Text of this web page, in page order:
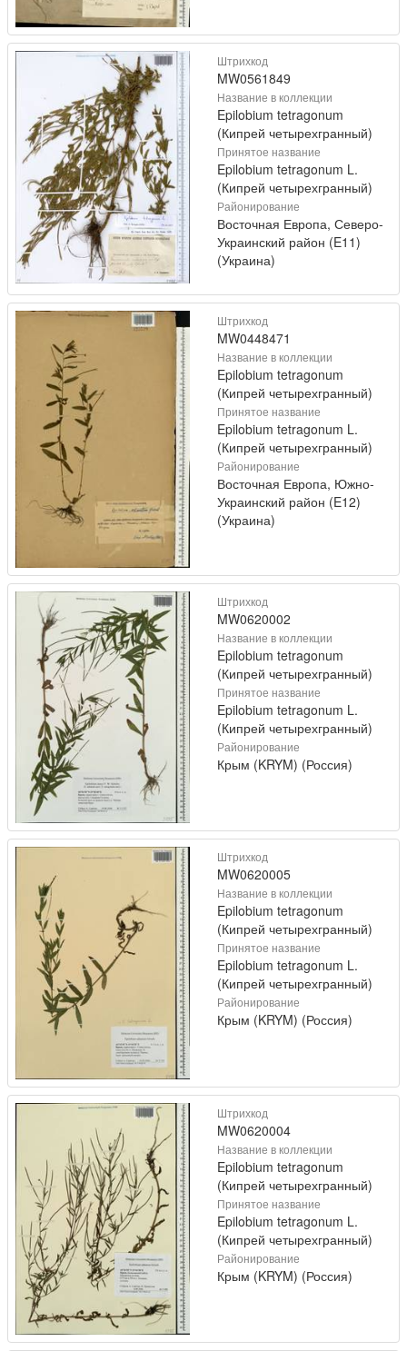
Штрихкод
MW0561849
Название в коллекции
Epilobium tetragonum
(Кипрей четырехгранный)
Принятое название
Epilobium tetragonum L.
(Кипрей четырехгранный)
Районирование
Восточная Европа, Северо-
Украинский район (E11)
(Украина)
Штрихкод
MW0448471
Название в коллекции
Epilobium tetragonum
(Кипрей четырехгранный)
Принятое название
Epilobium tetragonum L.
(Кипрей четырехгранный)
Районирование
Восточная Европа, Южно-
Украинский район (E12)
(Украина)
Штрихкод
MW0620002
Название в коллекции
Epilobium tetragonum
(Кипрей четырехгранный)
Принятое название
Epilobium tetragonum L.
(Кипрей четырехгранный)
Районирование
Крым (KRYM) (Россия)
Штрихкод
MW0620005
Название в коллекции
Epilobium tetragonum
(Кипрей четырехгранный)
Принятое название
Epilobium tetragonum L.
(Кипрей четырехгранный)
Районирование
Крым (KRYM) (Россия)
Штрихкод
MW0620004
Название в коллекции
Epilobium tetragonum
(Кипрей четырехгранный)
Принятое название
Epilobium tetragonum L.
(Кипрей четырехгранный)
Районирование
Крым (KRYM) (Россия)